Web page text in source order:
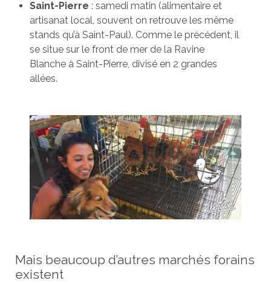
Saint-Pierre : samedi matin (alimentaire et
artisanat local, souvent on retrouve les même
stands qu’à Saint-Paul). Comme le précédent, il
se situe sur le front de mer de la Ravine
Blanche à Saint-Pierre, divisé en 2 grandes
allées.
Mais beaucoup d’autres marchés forains
existent